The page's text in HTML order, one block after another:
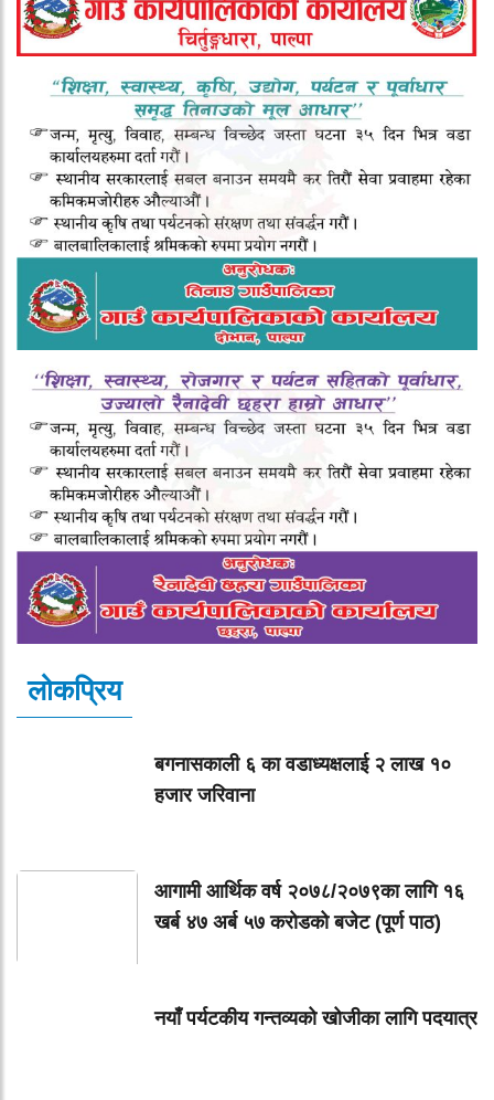
लोकप्रिय
बगनासकाली ६ का वडाध्यक्षलाई २ लाख १०
हजार जरिवाना
आगामी आर्थिक वर्ष २०७८/२०७९का लागि १६
खर्ब ४७ अर्ब ५७ करोडको बजेट (पूर्ण पाठ)
नयाँ पर्यटकीय गन्तव्यको खोजीका लागि पदयात्र